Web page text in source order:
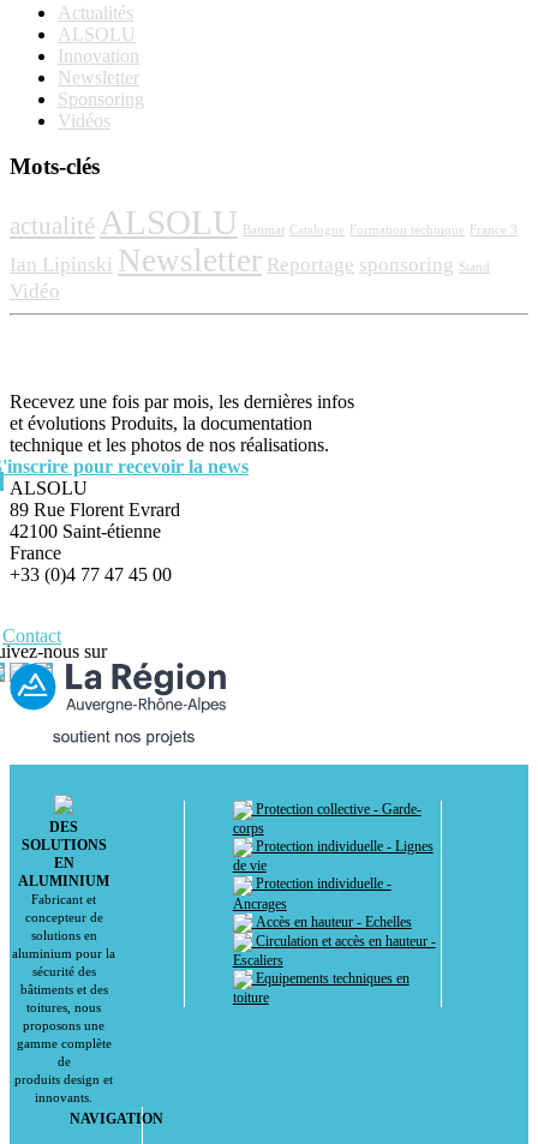
Actualités
ALSOLU
Innovation
Newsletter
Sponsoring
Vidéos
Mots-clés
actualité ALSOLU Batimat Catalogue Formation technique France 3
Ian Lipinski Newsletter Reportage sponsoring Stand
Vidéo
Recevez une fois par mois, les dernières infos
et évolutions Produits, la documentation
technique et les photos de nos réalisations.
pour recevoir la news
ALSOLU
89 Rue Florent Evrard
42100 Saint-étienne
France
+33 (0)4 77 47 45 00
Contact
nous sur
DES
SOLUTIONS
EN
ALUMINIUM
Fabricant et
concepteur de
solutions en
aluminium pour la
sécurité des
bâtiments et des
toitures, nous
proposons une
gamme complète
de
produits design et
innovants.
Protection collective - Garde-
corps
Protection individuelle - Lignes
de vie
Protection individuelle -
Ancrages
Accès en hauteur - Echelles
Circulation et accès en hauteur -
Escaliers
Equipements techniques en
toiture
NAVIGATION